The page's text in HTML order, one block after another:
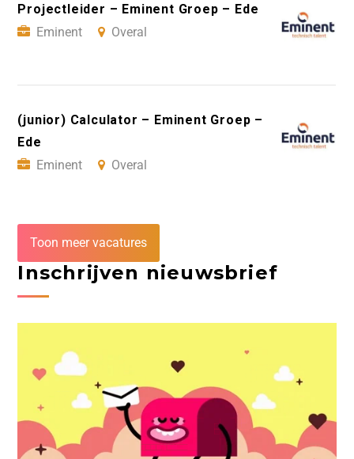
Projectleider – Eminent Groep – Ede
Eminent
Overal
(junior) Calculator – Eminent Groep –
Ede
Eminent
Overal
Toon meer vacatures
Inschrijven nieuwsbrief